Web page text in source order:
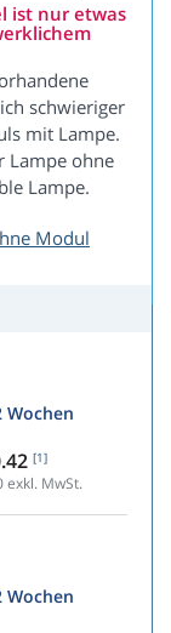
ist nur etwas
schwieriger
mit Lampe.
Lampe ohne
Lampe.
Modul
Wochen
[1]
exkl. MwSt.
Wochen